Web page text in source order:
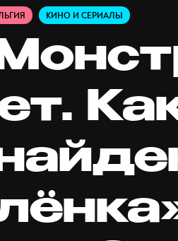
КИНО И СЕРИАЛЫ